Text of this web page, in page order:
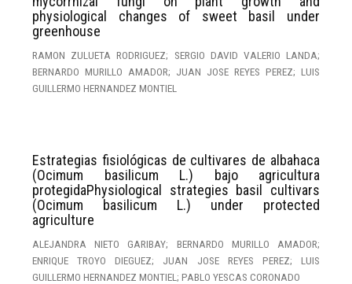
physiological changes of sweet basil under
greenhouse
RAMON ZULUETA RODRIGUEZ; SERGIO DAVID VALERIO LANDA;
BERNARDO MURILLO AMADOR; JUAN JOSE REYES PEREZ; LUIS
GUILLERMO HERNANDEZ MONTIEL
Estrategias fisiológicas de cultivares de albahaca
(Ocimum basilicum L.) bajo agricultura
protegidaPhysiological strategies basil cultivars
(Ocimum basilicum L.) under protected
agriculture
ALEJANDRA NIETO GARIBAY; BERNARDO MURILLO AMADOR;
ENRIQUE TROYO DIEGUEZ; JUAN JOSE REYES PEREZ; LUIS
GUILLERMO HERNANDEZ MONTIEL; PABLO YESCAS CORONADO